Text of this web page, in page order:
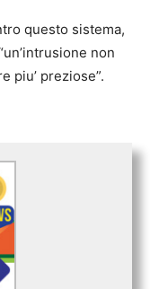
questo sistema,
non
piu’ preziose”.